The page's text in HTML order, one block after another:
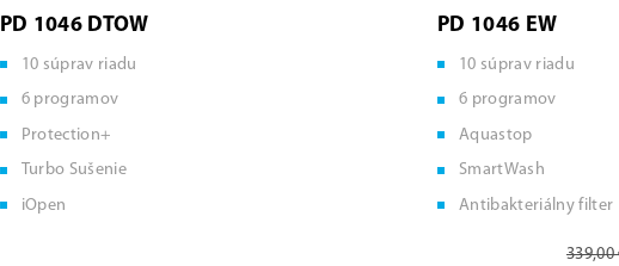
PD 1046 DTOW
10 súprav riadu
6 programov
Protection+
Turbo Sušenie
iOpen
PD 1046 EW
10 súprav riadu
6 programov
Aquastop
SmartWash
Antibakteriálny filter
339,00